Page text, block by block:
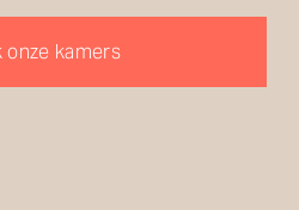
onze kamers